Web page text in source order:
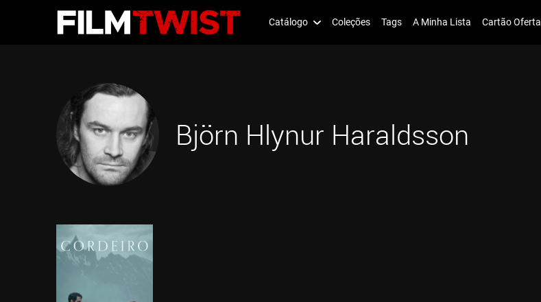
Catálogo Coleções Tags A Minha Lista Cartão Oferta
Björn Hlynur Haraldsson